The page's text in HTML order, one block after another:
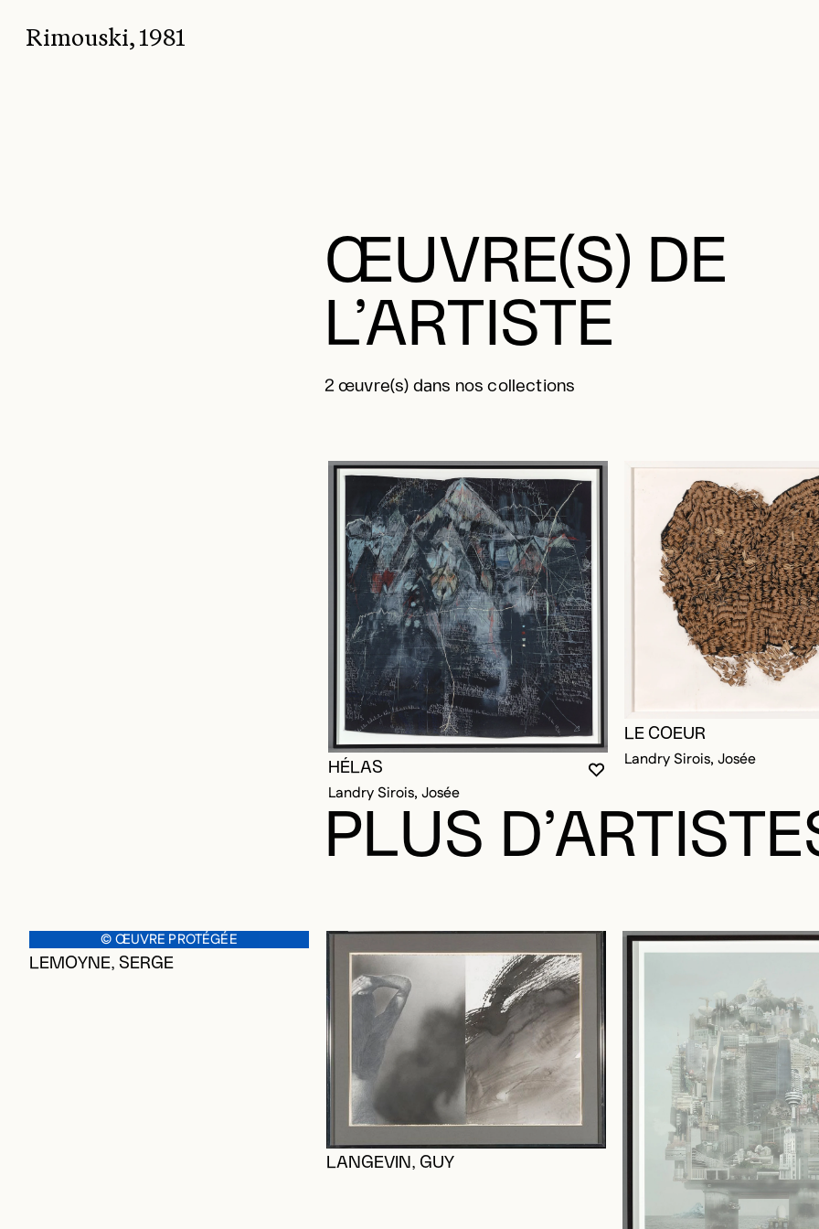
Rimouski, 1981
ŒUVRE(S) DE
L’ARTISTE
2 œuvre(s) dans nos collections
VOUS DEVEZ ÊTRE CONNECTÉ
FERMER LA MODALE
OUVRIR LA MODALE
HÉLAS
Landry Sirois, Josée
LE COEUR
Landry Sirois, Josée
PLUS
© ŒUVRE PROTÉGÉE
LEMOYNE, SERGE
LANGEVIN, GUY